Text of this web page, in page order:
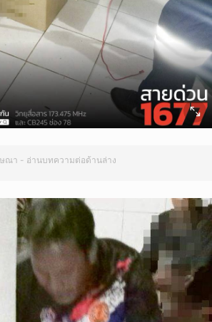
ณา - อ่านบทความต่อด้านล่าง